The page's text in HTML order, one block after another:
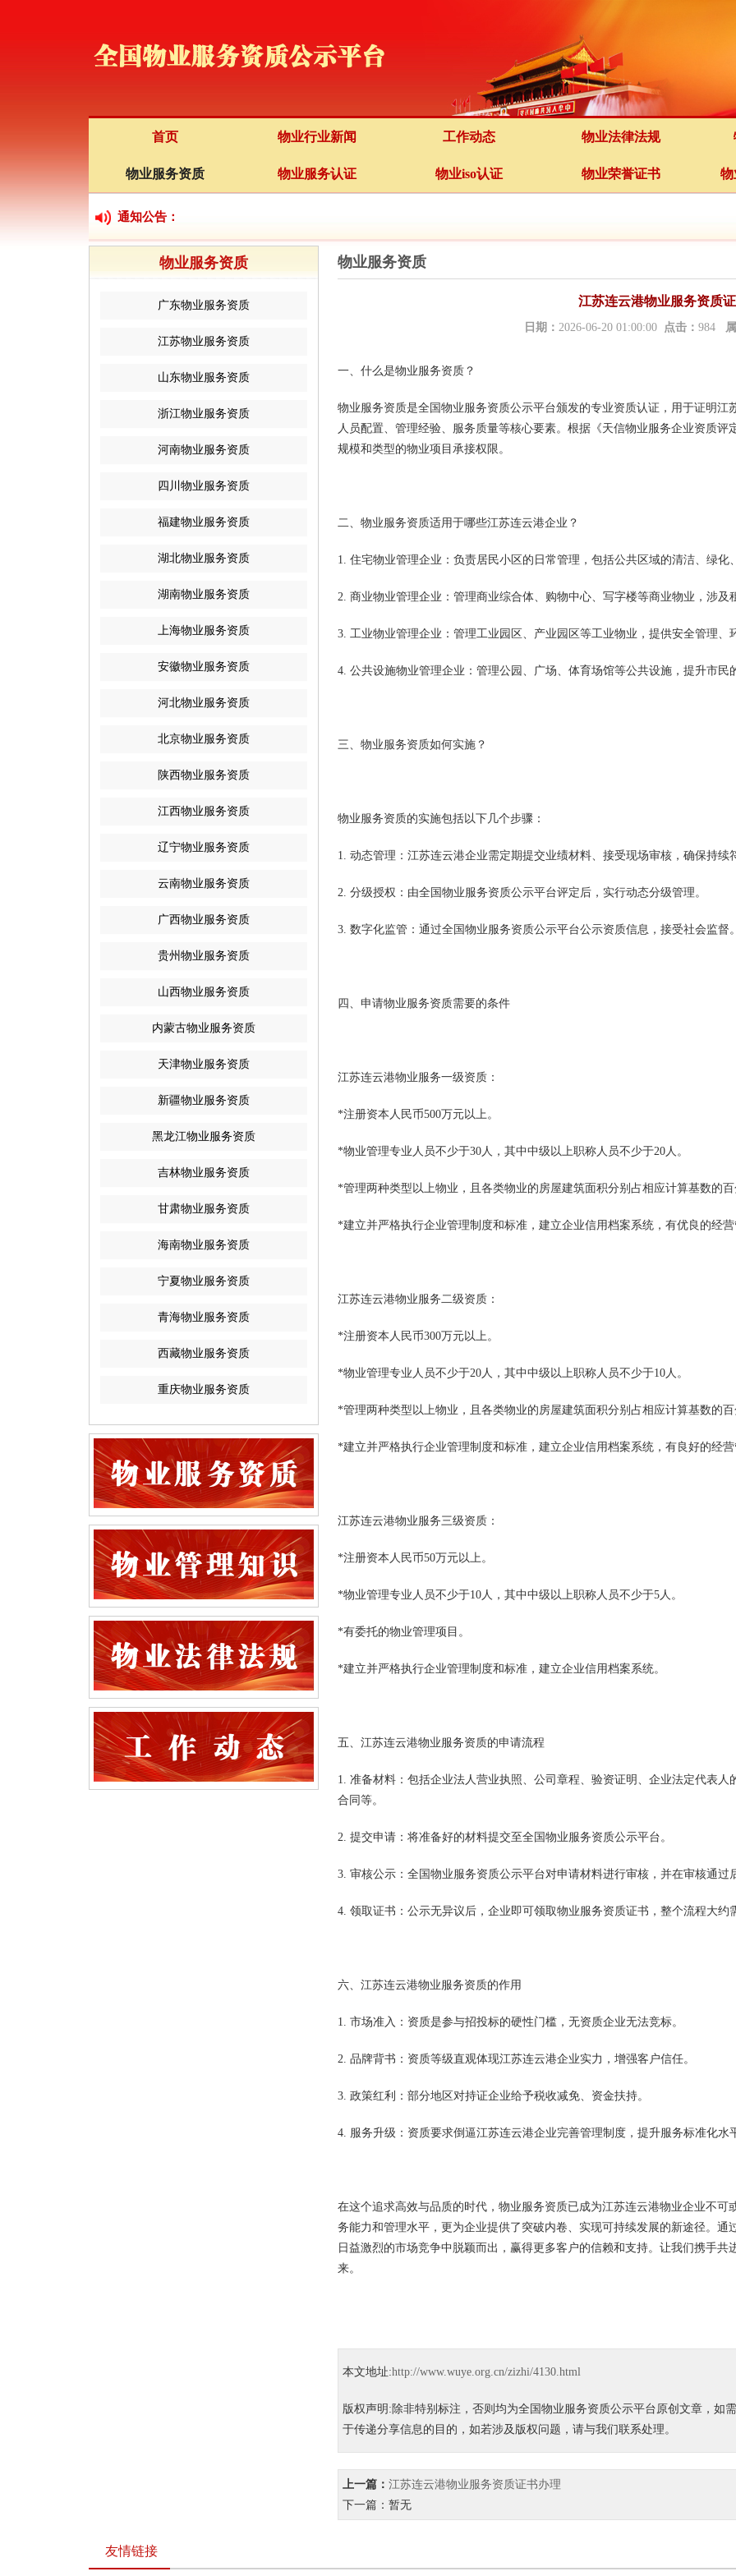
首页 物业行业新闻 工作动态 物业法律法规
物业服务资质 物业服务认证 物业iso认证 物业荣誉证书 物
通知公告：
物业服务资质
广东物业服务资质
江苏物业服务资质
山东物业服务资质
浙江物业服务资质
河南物业服务资质
四川物业服务资质
福建物业服务资质
湖北物业服务资质
湖南物业服务资质
上海物业服务资质
安徽物业服务资质
河北物业服务资质
北京物业服务资质
陕西物业服务资质
江西物业服务资质
辽宁物业服务资质
云南物业服务资质
广西物业服务资质
贵州物业服务资质
山西物业服务资质
内蒙古物业服务资质
天津物业服务资质
新疆物业服务资质
黑龙江物业服务资质
吉林物业服务资质
甘肃物业服务资质
海南物业服务资质
宁夏物业服务资质
青海物业服务资质
西藏物业服务资质
重庆物业服务资质
物业服务资质
江苏连云港物业服务资质
日期： 2026-06-20 01:00:00 点击： 984
一、什么是物业服务资质？
物业服务资质是全国物业服务资质公示平台颁发的专业资质认证，用于证明
人员配置、管理经验、服务质量等核心要素。根据《天信物业服务企业资质
规模和类型的物业项目承接权限。
二、物业服务资质适用于哪些江苏连云港企业？
1. 住宅物业管理企业：负责居民小区的日常管理，包括公共区域的清洁、绿化
2. 商业物业管理企业：管理商业综合体、购物中心、写字楼等商业物业，涉及
3. 工业物业管理企业：管理工业园区、产业园区等工业物业，提供安全管理、
4. 公共设施物业管理企业：管理公园、广场、体育场馆等公共设施，提升市民
三、物业服务资质如何实施？
物业服务资质的实施包括以下几个步骤：
1. 动态管理：江苏连云港企业需定期提交业绩材料、接受现场审核，确保持续
2. 分级授权：由全国物业服务资质公示平台评定后，实行动态分级管理。
3. 数字化监管：通过全国物业服务资质公示平台公示资质信息，接受社会监督。
四、申请物业服务资质需要的条件
江苏连云港物业服务一级资质：
*注册资本人民币500万元以上。
*物业管理专业人员不少于30人，其中中级以上职称人员不少于20人。
*管理两种类型以上物业，且各类物业的房屋建筑面积分别占相应计算基数的百
*建立并严格执行企业管理制度和标准，建立企业信用档案系统，有优良的经营
江苏连云港物业服务二级资质：
*注册资本人民币300万元以上。
*物业管理专业人员不少于20人，其中中级以上职称人员不少于10人。
*管理两种类型以上物业，且各类物业的房屋建筑面积分别占相应计算基数的百
*建立并严格执行企业管理制度和标准，建立企业信用档案系统，有良好的经营
江苏连云港物业服务三级资质：
*注册资本人民币50万元以上。
*物业管理专业人员不少于10人，其中中级以上职称人员不少于5人。
*有委托的物业管理项目。
*建立并严格执行企业管理制度和标准，建立企业信用档案系统。
五、江苏连云港物业服务资质的申请流程
1. 准备材料：包括企业法人营业执照、公司章程、验资证明、企业法定代表
合同等。
2. 提交申请：将准备好的材料提交至全国物业服务资质公示平台。
3. 审核公示：全国物业服务资质公示平台对申请材料进行审核，并在审核通过
4. 领取证书：公示无异议后，企业即可领取物业服务资质证书，整个流程大约
六、江苏连云港物业服务资质的作用
1. 市场准入：资质是参与招投标的硬性门槛，无资质企业无法竞标。
2. 品牌背书：资质等级直观体现江苏连云港企业实力，增强客户信任。
3. 政策红利：部分地区对持证企业给予税收减免、资金扶持。
4. 服务升级：资质要求倒逼江苏连云港企业完善管理制度，提升服务标准化水
在这个追求高效与品质的时代，物业服务资质已成为江苏连云港物业企业不
务能力和管理水平，更为企业提供了突破内卷、实现可持续发展的新途径。
日益激烈的市场竞争中脱颖而出，赢得更多客户的信赖和支持。让我们携手
来。
本文地址:http://www.wuye.org.cn/zizhi/4130.html
版权声明:除非特别标注，否则均为全国物业服务资质公示平台原创文章，如
于传递分享信息的目的，如若涉及版权问题，请与我们联系处理。
上一篇： 江苏连云港物业服务资质证书办理
下一篇：暂无
友情链接